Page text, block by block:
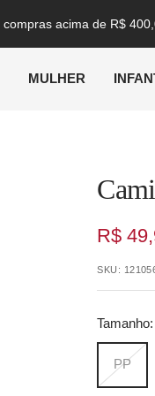
MULHER
Preço
R$
SKU:
Tamanho:
PP